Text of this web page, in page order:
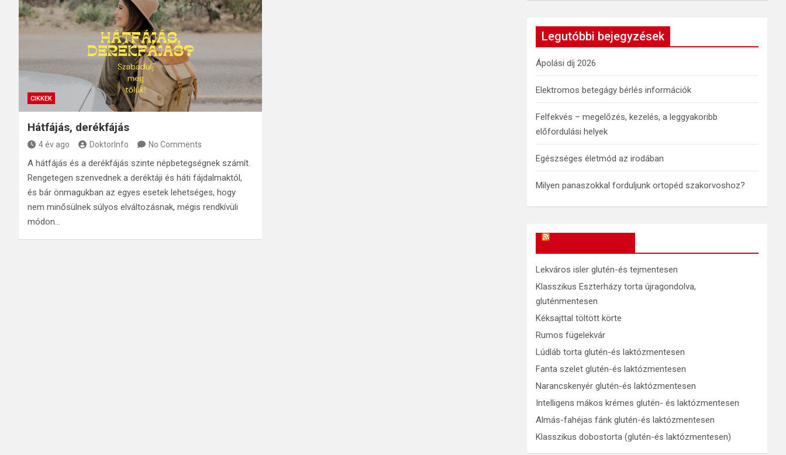
CIKKEK
Hátfájás, derékfájás
4 év ago DoktorInfo No Comments
A hátfájás és a derékfájás szinte népbetegségnek számít.
Rengetegen szenvednek a deréktáji és háti fájdalmaktól,
és bár önmagukban az egyes esetek lehetséges, hogy
nem minősülnek súlyos elváltozásnak, mégis rendkívüli
módon…
a
h
Legutóbbi bejegyzések
Ápolási díj 2026
Elektromos betegágy bérlés információk
Felfekvés – megelőzés, kezelés, a leggyakoribb
előfordulási helyek
Egészséges életmód az irodában
Milyen panaszokkal forduljunk ortopéd szakorvoshoz?
Lekváros isler glutén-és tejmentesen
Klasszikus Eszterházy torta újragondolva,
gluténmentesen
Kéksajttal töltött körte
Rumos fügelekvár
Lúdláb torta glutén-és laktózmentesen
Fanta szelet glutén-és laktózmentesen
Narancskenyér glutén-és laktózmentesen
Intelligens mákos krémes glutén- és laktózmentesen
Almás-fahéjas fánk glutén-és laktózmentesen
Klasszikus dobostorta (glutén-és laktózmentesen)